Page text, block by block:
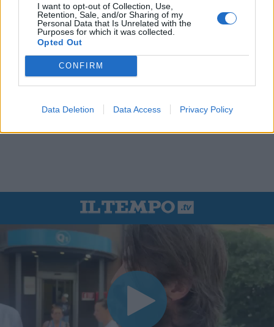
I want to opt-out of Collection, Use,
Retention, Sale, and/or Sharing of my
Personal Data that Is Unrelated with the
Purposes for which it was collected.
Opted Out
CONFIRM
Data Deletion Data Access Privacy Policy